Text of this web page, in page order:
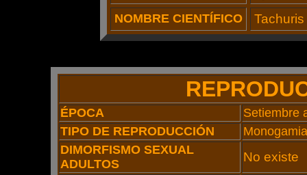
NOMBRE CIENTÍFICO
ÉPOCA
Setiembre
TIPO DE REPRODUCCIÓN
Monogamia
DIMORFISMO SEXUAL
ADULTOS
No existe